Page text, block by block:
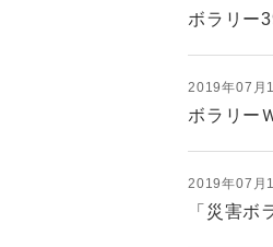
ボラリー
2019年07月
ボラリー
2019年07月
「災害ボ